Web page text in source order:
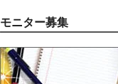
モニター募集